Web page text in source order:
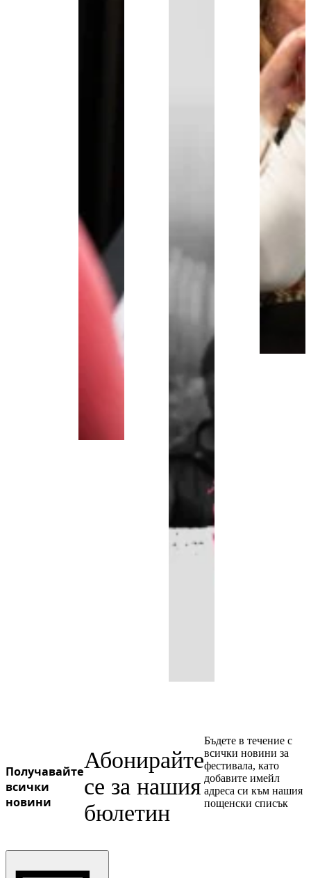
Получавайте
всички
новини
Абонирайте
се за нашия
бюлетин
Бъдете в течение с
всички новини за
фестивала, като
добавите имейл
адреса си към нашия
пощенски списък